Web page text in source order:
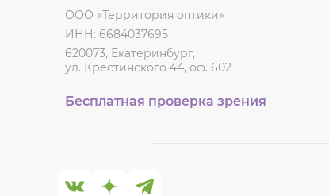
ООО «Территория оптики»
ИНН: 6684037695
620073, Екатеринбург,
ул. Крестинского 44, оф. 602
Бесплатная проверка зрения